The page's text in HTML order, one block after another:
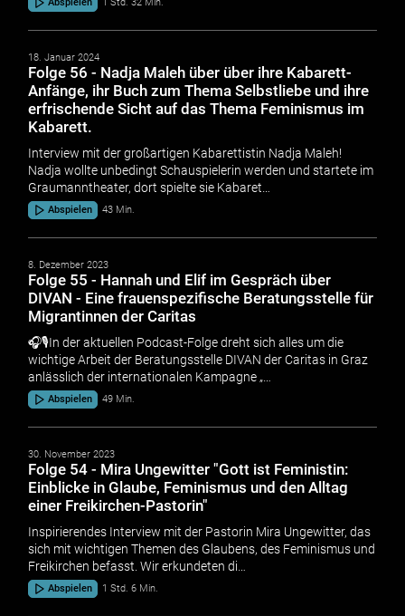
18. Januar 2024
Folge 56 - Nadja Maleh über über ihre Kabarett-
Anfänge, ihr Buch zum Thema Selbstliebe und ihre
erfrischende Sicht auf das Thema Feminismus im
Kabarett.
Interview mit der großartigen Kabarettistin Nadja Maleh!
Nadja wollte unbedingt Schauspielerin werden und startete im
Graumanntheater, dort spielte sie Kabaret…
Abspielen 43 Min.
8. Dezember 2023
Folge 55 - Hannah und Elif im Gespräch über
DIVAN - Eine frauenspezifische Beratungsstelle für
Migrantinnen der Caritas
🎧🎙In der aktuellen Podcast-Folge dreht sich alles um die
wichtige Arbeit der Beratungsstelle DIVAN der Caritas in Graz
anlässlich der internationalen Kampagne „…
Abspielen 49 Min.
30. November 2023
Folge 54 - Mira Ungewitter "Gott ist Feministin:
Einblicke in Glaube, Feminismus und den Alltag
einer Freikirchen-Pastorin"
Inspirierendes Interview mit der Pastorin Mira Ungewitter, das
sich mit wichtigen Themen des Glaubens, des Feminismus und
Freikirchen befasst. Wir erkundeten di…
Abspielen 1 Std. 6 Min.